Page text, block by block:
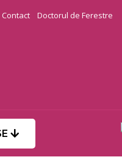
Contact Doctorul de Ferestre